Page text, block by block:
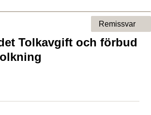
Tolkavgift och förbud
Remissvar